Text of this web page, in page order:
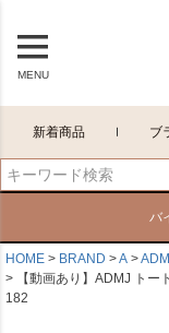
MENU
新着商品 ブ
バ
HOME BRAND A
【動画あり】ADMJ ト
182